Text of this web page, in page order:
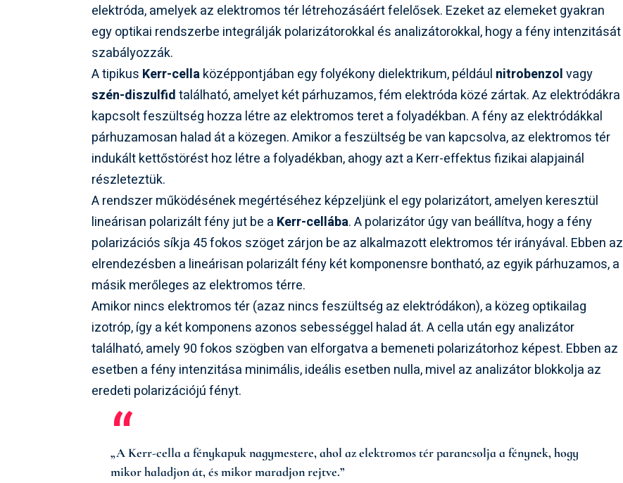
elektróda, amelyek az elektromos tér létrehozásáért felelősek. Ezeket az elemeket gyakran
egy optikai rendszerbe integrálják polarizátorokkal és analizátorokkal, hogy a fény intenzitását
szabályozzák.
A tipikus Kerr-cellaközéppontjában egy folyékony dielektrikum, például nitrobenzolvagy
szén-diszulfidtalálható, amelyet két párhuzamos, fém elektróda közé zártak. Az elektródákra
kapcsolt feszültség hozza létre az elektromos teret a folyadékban. A fény az elektródákkal
párhuzamosan halad át a közegen. Amikor a feszültség be van kapcsolva, az elektromos tér
indukált kettőstörést hoz létre a folyadékban, ahogy azt a Kerr-effektus fizikai alapjainál
részleteztük.
A rendszer működésének megértéséhez képzeljünk el egy polarizátort, amelyen keresztül
lineárisan polarizált fény jut be a Kerr-cellába. A polarizátor úgy van beállítva, hogy a fény
polarizációs síkja 45 fokos szöget zárjon be az alkalmazott elektromos tér irányával. Ebben az
elrendezésben a lineárisan polarizált fény két komponensre bontható, az egyik párhuzamos, a
másik merőleges az elektromos térre.
Amikor nincs elektromos tér (azaz nincs feszültség az elektródákon), a közeg optikailag
izotróp, így a két komponens azonos sebességgel halad át. A cella után egy analizátor
található, amely 90 fokos szögben van elforgatva a bemeneti polarizátorhoz képest. Ebben az
esetben a fény intenzitása minimális, ideális esetben nulla, mivel az analizátor blokkolja az
eredeti polarizációjú fényt.
„A Kerr-cella a fénykapuk nagymestere, ahol az elektromos tér parancsolja a fénynek, hogy
mikor haladjon át, és mikor maradjon rejtve.”